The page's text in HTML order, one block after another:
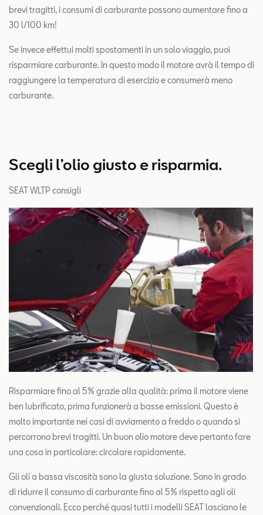
brevi tragitti, i consumi di carburante possono aumentare fino a
30 l/100 km!
Se invece effettui molti spostamenti in un solo viaggio, puoi
risparmiare carburante. In questo modo il motore avrà il tempo di
raggiungere la temperatura di esercizio e consumerà meno
carburante.
Scegli l’olio giusto e risparmia.
SEAT WLTP consigli
Risparmiare fino al 5% grazie alla qualità: prima il motore viene
ben lubrificato, prima funzionerà a basse emissioni. Questo è
molto importante nei casi di avviamento a freddo o quando si
percorrono brevi tragitti. Un buon olio motore deve pertanto fare
una cosa in particolare: circolare rapidamente.
Gli oli a bassa viscosità sono la giusta soluzione. Sono in grado
di ridurre il consumo di carburante fino al 5% rispetto agli oli
convenzionali. Ecco perché quasi tutti i modelli SEAT lasciano le